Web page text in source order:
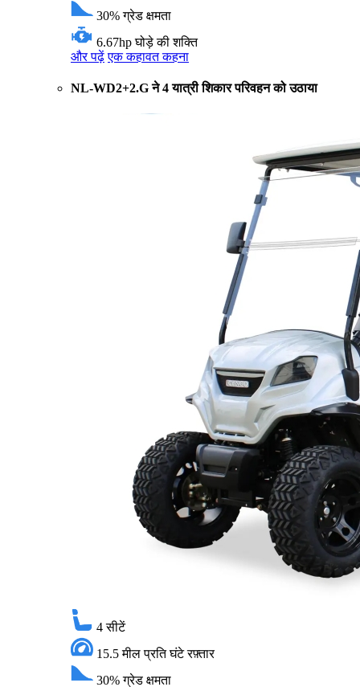
30% ग्रेड क्षमता
6.67hp घोड़े की शक्ति
और पढ़ें एक कहावत कहना
NL-WD2+2.G ने 4 यात्री शिकार परिवहन को उठाया
4 सीटें
15.5 मील प्रति घंटे रफ़्तार
30% ग्रेड क्षमता